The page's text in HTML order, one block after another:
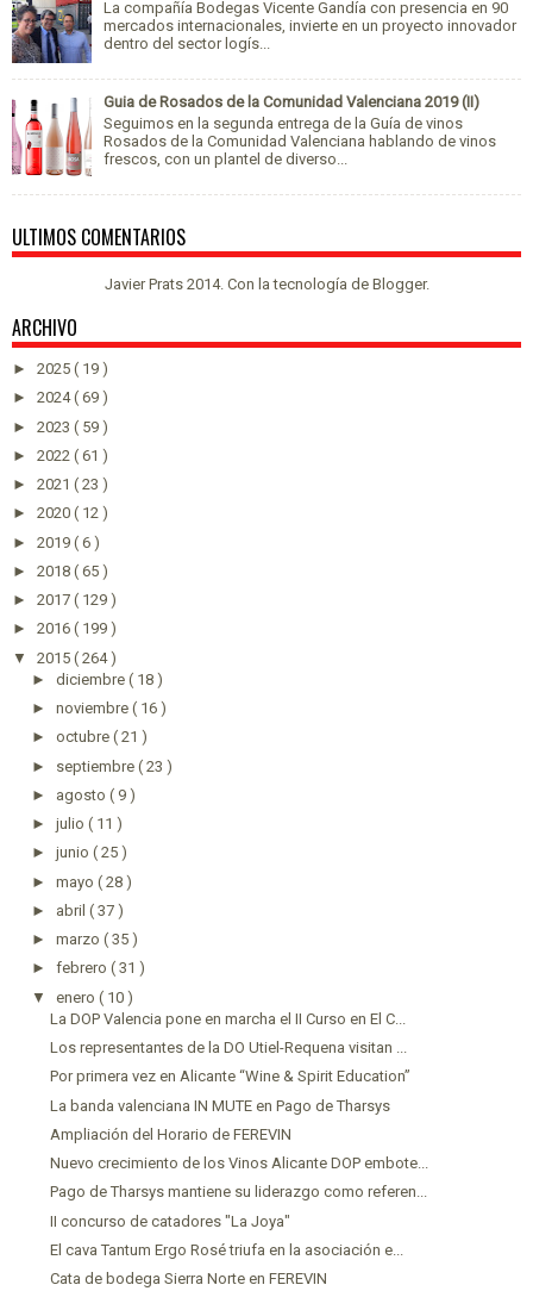
La compañía Bodegas Vicente Gandía con presencia en 90
mercados internacionales, invierte en un proyecto innovador
dentro del sector logís...
Guia de Rosados de la Comunidad Valenciana 2019 (II)
Seguimos en la segunda entrega de la Guía de vinos
Rosados de la Comunidad Valenciana hablando de vinos
frescos, con un plantel de diverso...
ULTIMOS COMENTARIOS
Javier Prats 2014. Con la tecnología de Blogger.
ARCHIVO
► 2025 ( 19 )
► 2024( 69 )
► 2023 ( 59 )
► 2022 ( 61 )
► 2021 ( 23 )
► 2020 ( 12 )
► 2019 ( 6 )
► 2018 ( 65 )
► 2017 ( 129 )
► 2016 ( 199 )
▼ 2015 ( 264 )
► diciembre ( 18 )
► noviembre ( 16 )
► octubre ( 21 )
► septiembre ( 23 )
► agosto ( 9 )
► julio ( 11 )
► junio ( 25 )
► mayo ( 28 )
► abril ( 37 )
► marzo ( 35 )
► febrero ( 31 )
▼ enero ( 10 )
La DOP Valencia pone en marcha el II Curso en El C...
Los representantes de la DO Utiel-Requena visitan ...
Por primera vez en Alicante “Wine & Spirit Education”
La banda valenciana IN MUTE en Pago de Tharsys
Ampliación del Horario de FEREVIN
Nuevo crecimiento de los Vinos Alicante DOP embote...
Pago de Tharsys mantiene su liderazgo como referen...
II concurso de catadores "La Joya"
El cava Tantum Ergo Rosé triufa en la asociación e...
Cata de bodega Sierra Norte en FEREVIN